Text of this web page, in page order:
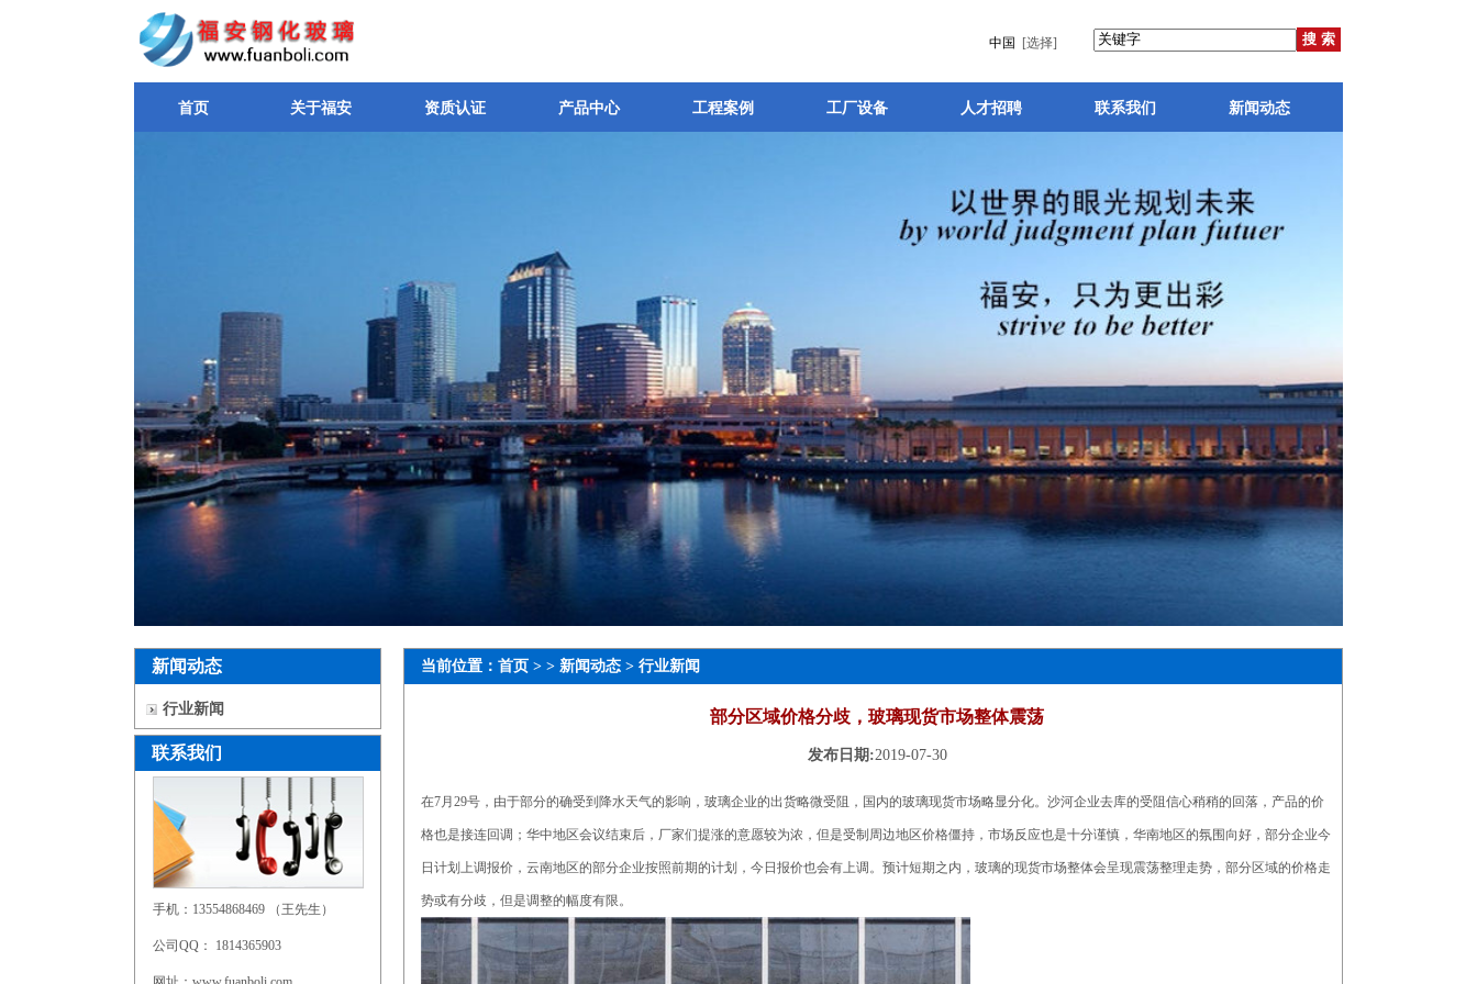
中国 [选择]
首页 关于福安 资质认证 产品中心 工程案例 工厂设备 人才招聘 联系我们 新闻动态
新闻动态
行业新闻
联系我们
手机：13554868469 （王先生）
公司QQ： 1814365903
当前位置： 首页 > > 新闻动态 > 行业新闻
部分区域价格分歧，玻璃现货市场整体震荡
发布日期:2019-07-30
在7月29号，由于部分的确受到降水天气的影响，玻璃企业的出货略微受阻，国内的玻璃现货市场略显分化。沙河企业去库的受阻信心稍稍的回落，产品的价
格也是接连回调；华中地区会议结束后，厂家们提涨的意愿较为浓，但是受制周边地区价格僵持，市场反应也是十分谨慎，华南地区的氛围向好，部分企业今
日计划上调报价，云南地区的部分企业按照前期的计划，今日报价也会有上调。预计短期之内，玻璃的现货市场整体会呈现震荡整理走势，部分区域的价格走
势或有分歧，但是调整的幅度有限。